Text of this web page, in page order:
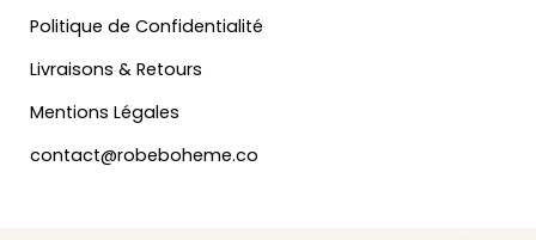
Politique de Confidentialité
Livraisons & Retours
Mentions Légales
contact@robeboheme.co